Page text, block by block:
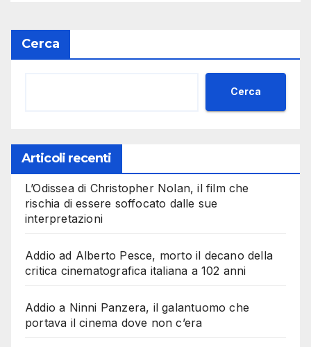
Cerca
Cerca
Articoli recenti
L’Odissea di Christopher Nolan, il film che
rischia di essere soffocato dalle sue
interpretazioni
Addio ad Alberto Pesce, morto il decano della
critica cinematografica italiana a 102 anni
Addio a Ninni Panzera, il galantuomo che
portava il cinema dove non c’era